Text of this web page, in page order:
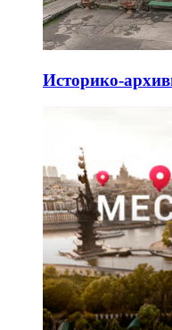
Историко-